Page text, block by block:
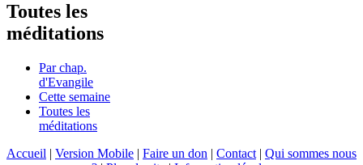
Toutes les
méditations
Par chap.
d'Evangile
Cette semaine
Toutes les
méditations
Accueil | Version Mobile | Faire un don | Contact | Qui sommes nous